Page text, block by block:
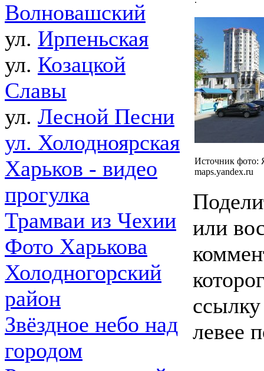
Волновашский
ул. Ирпеньская
ул. Козацкой
Славы
ул. Лесной Песни
ул. Холодноярская
Харьков - видео
прогулка
Трамваи из Чехии
Фото Харькова
Холодногорский
район
Звёздное небо над
городом
Источник фото:
maps.yandex.ru
или
левее